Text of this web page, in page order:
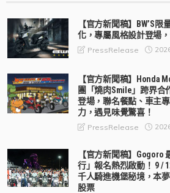
【官方新聞稿】BW’S
化，專屬風格設計登場
PressRelease
【官方新聞稿】Honda
團「燒肉Smile」跨界合
登場，聯名餐點、車主
力，遇見味覺驚喜！
PressRelease
【官方新聞稿】Gogoro
行」報名熱烈啟動！ 9 /
千人騎進機堡秘境，本
股票